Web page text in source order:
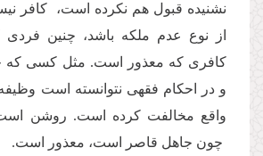
نشنیده قبول هم نکرده است، کافر
از نوع عدم ملکه باشد، چنین فردی
کافری که معذور است. مثل کسی که
و در احکام فقهی نتوانسته است
واقع مخالفت کرده است. روشن
چون جاهل قاصر است، معذور است.